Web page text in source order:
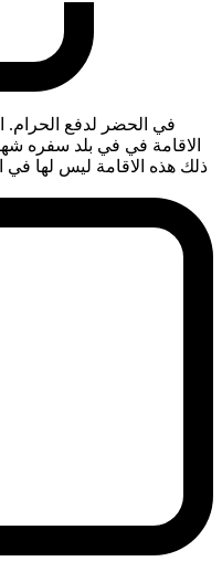
في الحضر لدفع الحرام.
الاقامة في في بلد سفره
ذلك هذه الاقامة ليس لها في